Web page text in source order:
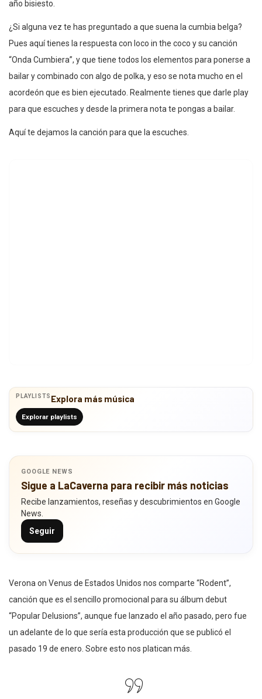
año bisiesto.
¿Si alguna vez te has preguntado a que suena la cumbia belga?
Pues aquí tienes la respuesta con loco in the coco y su canción
“Onda Cumbiera”, y que tiene todos los elementos para ponerse a
bailar y combinado con algo de polka, y eso se nota mucho en el
acordeón que es bien ejecutado. Realmente tienes que darle play
para que escuches y desde la primera nota te pongas a bailar.
Aquí te dejamos la canción para que la escuches.
PLAYLISTS Explora más música
Explorar playlists
GOOGLE NEWS
Sigue a LaCaverna para recibir más noticias
Recibe lanzamientos, reseñas y descubrimientos en Google
News.
Seguir
Verona on Venus de Estados Unidos nos comparte “Rodent”,
canción que es el sencillo promocional para su álbum debut
“Popular Delusions”, aunque fue lanzado el año pasado, pero fue
un adelante de lo que sería esta producción que se publicó el
pasado 19 de enero. Sobre esto nos platican más.